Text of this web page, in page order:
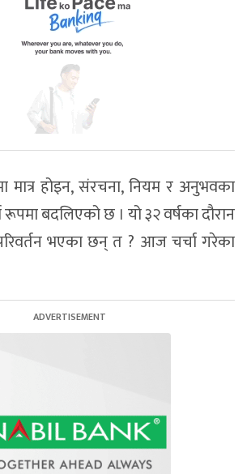
मात्र होइन, संरचना, नियम र अनुभवका
बदलिएको छ । यो ३२ वर्षका दौरान
भएका छन् त ? आज चर्चा गरेका